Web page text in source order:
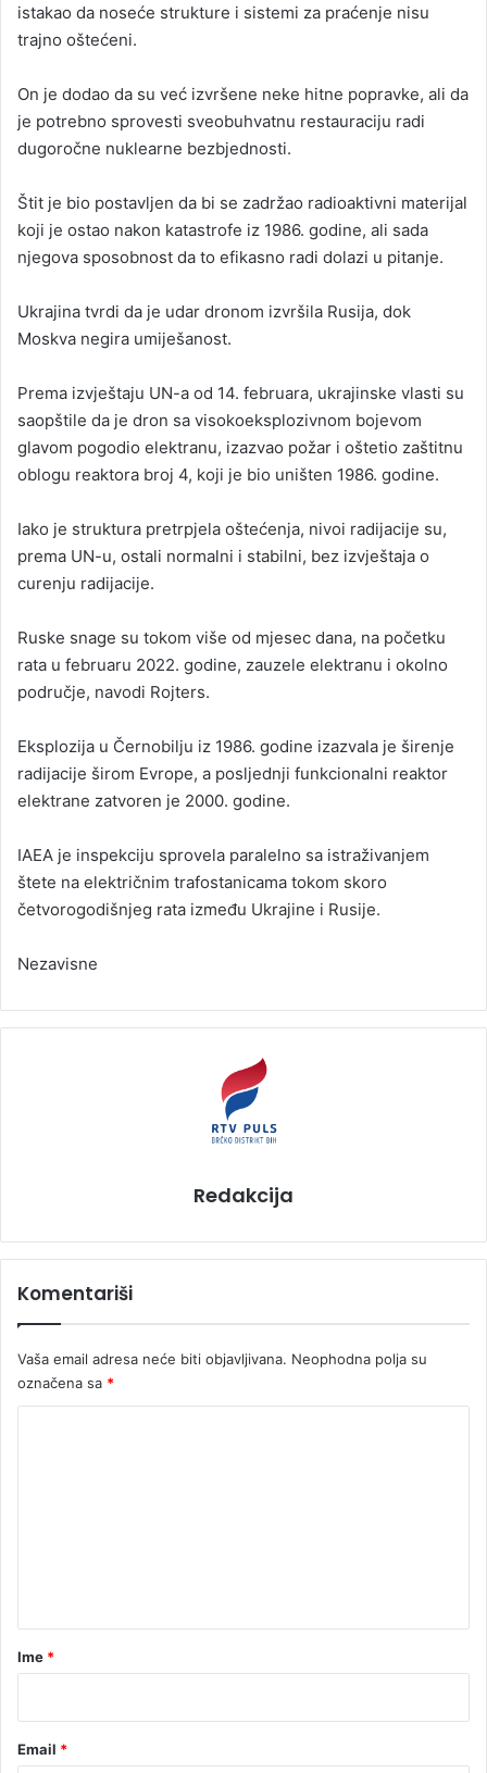
istakao da noseće strukture i sistemi za praćenje nisu
trajno oštećeni.
On je dodao da su već izvršene neke hitne popravke, ali da
je potrebno sprovesti sveobuhvatnu restauraciju radi
dugoročne nuklearne bezbjednosti.
Štit je bio postavljen da bi se zadržao radioaktivni materijal
koji je ostao nakon katastrofe iz 1986. godine, ali sada
njegova sposobnost da to efikasno radi dolazi u pitanje.
Ukrajina tvrdi da je udar dronom izvršila Rusija, dok
Moskva negira umiješanost.
Prema izvještaju UN-a od 14. februara, ukrajinske vlasti su
saopštile da je dron sa visokoeksplozivnom bojevom
glavom pogodio elektranu, izazvao požar i oštetio zaštitnu
oblogu reaktora broj 4, koji je bio uništen 1986. godine.
Iako je struktura pretrpjela oštećenja, nivoi radijacije su,
prema UN-u, ostali normalni i stabilni, bez izvještaja o
curenju radijacije.
Ruske snage su tokom više od mjesec dana, na početku
rata u februaru 2022. godine, zauzele elektranu i okolno
područje, navodi Rojters.
Eksplozija u Černobilju iz 1986. godine izazvala je širenje
radijacije širom Evrope, a posljednji funkcionalni reaktor
elektrane zatvoren je 2000. godine.
IAEA je inspekciju sprovela paralelno sa istraživanjem
štete na električnim trafostanicama tokom skoro
četvorogodišnjeg rata između Ukrajine i Rusije.
Nezavisne
Redakcija
Komentariši
Vaša email adresa neće biti objavljivana. Neophodna polja su
označena sa *
rIme *
Email *